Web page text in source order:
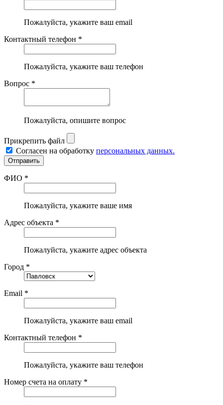
Пожалуйста, укажите ваш email
Контактный телефон *
Пожалуйста, укажите ваш телефон
Вопрос *
Пожалуйста, опишите вопрос
Прикрепить файл
Согласен на обработку персональных данных.
ФИО *
Пожалуйста, укажите ваше имя
Адрес объекта *
Пожалуйста, укажите адрес объекта
Город *
Email *
Пожалуйста, укажите ваш email
Контактный телефон *
Пожалуйста, укажите ваш телефон
Номер счета на оплату *